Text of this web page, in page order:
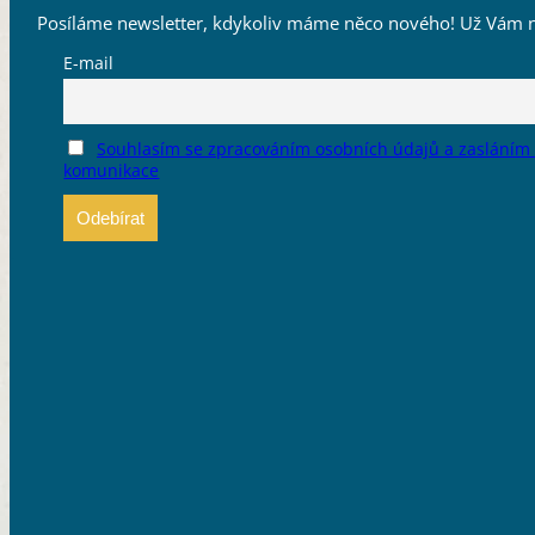
Posíláme newsletter, kdykoliv máme něco nového! Už Vám
E-mail
Souhlasím se zpracováním osobních údajů a
komunikace